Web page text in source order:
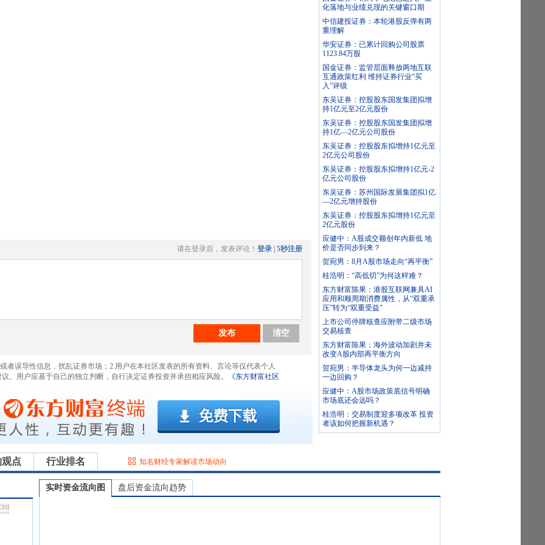
请在登录后，发表评论！ 登录 5秒注册
发布 清空
者误导性信息，扰乱证券市场；2.用户在本社区发表的所有资料、言论等仅代表个人
。用户应基于自己的独立判断，自行决定证券投资并承担相应风险。
《东方财富社区
化落地与业绩兑现的关键窗口期
中信建投证券：本轮港股反弹有两
重理解
华安证券：已累计回购公司股票
1123.84万股
国金证券：监管层面释放两地互联
互通政策红利 维持证券行业“买
入”评级
东吴证券：控股股东国发集团拟增
持1亿元至2亿元股份
东吴证券：控股股东国发集团拟增
持1亿—2亿元公司股份
东吴证券：控股股东拟增持1亿元至
2亿元公司股份
东吴证券：控股股东拟增持1亿元-2
亿元公司股份
东吴证券：苏州国际发展集团拟1亿
—2亿元增持股份
东吴证券：控股股东拟增持1亿元至
2亿元股份
应健中：A股成交额创年内新低 地
价是否同步到来？
贺宛男：8月A股市场走向“再平衡”
桂浩明：“高低切”为何这样难？
东方财富陈果：港股互联网兼具AI
应用和顺周期消费属性，从“双重承
压”转为“双重受益”
上市公司停牌核查应附带二级市场
交易核查
东方财富陈果：海外波动加剧并未
改变A股内部再平衡方向
贺宛男：半导体龙头为何一边减持
一边回购？
应健中：A股市场政策底信号明确
市场底还会远吗？
桂浩明：交易制度迎多项改革 投资
者该如何把握新机遇？
点 行业排名 知名财经专家解读市场动向
实时资金流向图 盘后资金流向趋势